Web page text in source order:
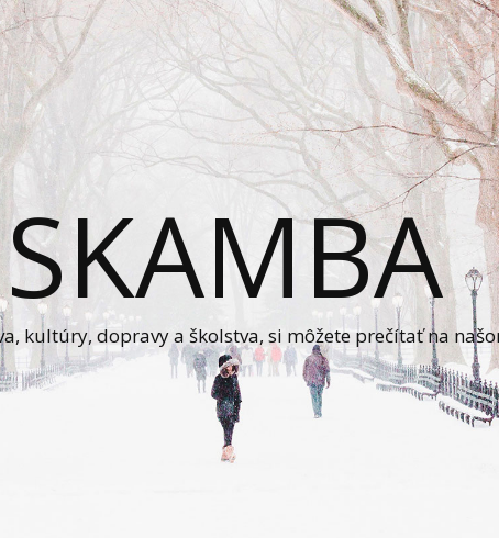
SKAMBA
kultúry, dopravy a školstva, si môžete prečítať na